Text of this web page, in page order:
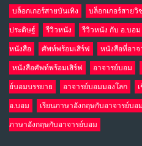
บล็อกเกอร์สายบันเทิง บล็อกเกอร์สายวิ
ประดิษฐ์ รีวิวหนัง รีวิวหนัง กับ อ.บอม
หนังสือ ศัพท์พร้อมเสิร์ฟ หนังสือที่อา
หนังสือศัพท์พร้อมเสิร์ฟ อาจารย์บอม
ย์บอมบรรยาย อาจารย์บอมมองโลก
อ.บอม เรียนภาษาอังกฤษกับอาจารย์บอม
ภาษาอังกฤษกับอาจารย์บอม